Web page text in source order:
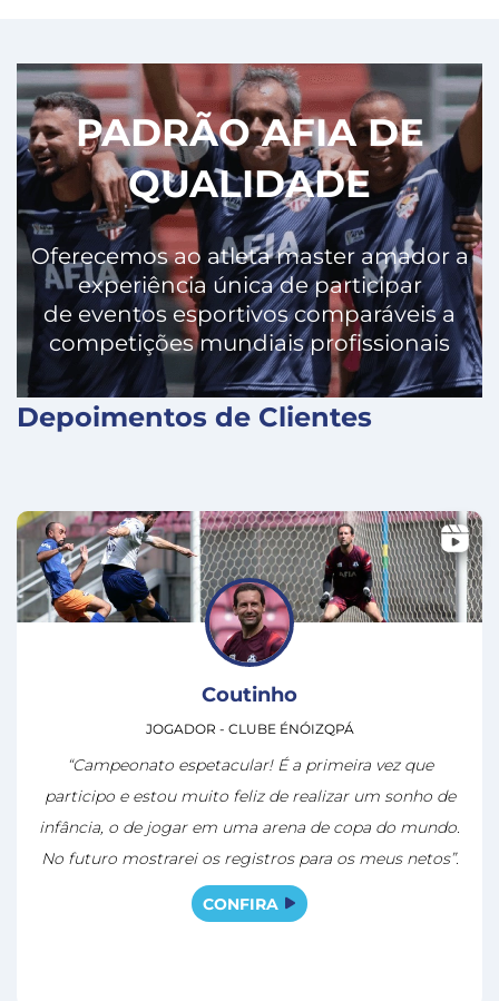
PADRÃO AFIA DE
QUALIDADE
Oferecemos ao atleta master amador a
experiência única de participar
de eventos esportivos comparáveis a
competições mundiais profissionais
Depoimentos de Clientes
Coutinho
JOGADOR - CLUBE ÉNÓIZQPÁ
“Campeonato espetacular! É a primeira vez que
participo e estou muito feliz de realizar um sonho de
infância, o de jogar em uma arena de copa do mundo.
No futuro mostrarei os registros para os meus netos”.
CONFIRA
X